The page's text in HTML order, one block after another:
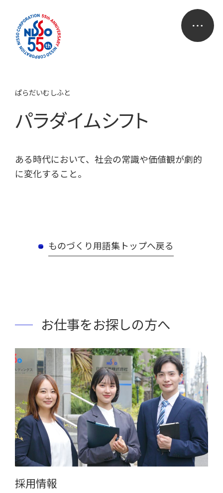
パラダイムシフト
ぱらだいむしふと
ある時代において、社会の常識や価値観が劇的
に変化すること。
ものづくり用語集トップへ戻る
お仕事をお探しの方へ
採用情報